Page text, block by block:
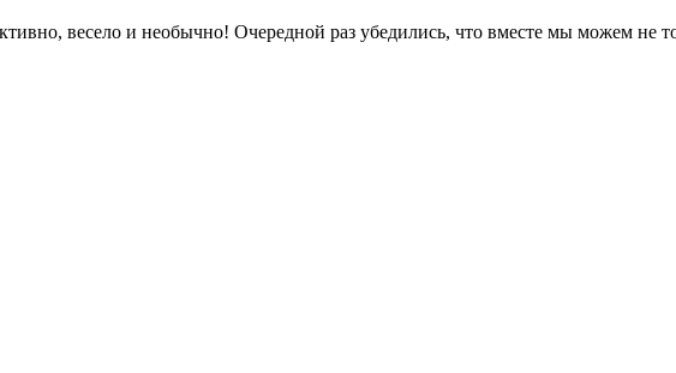
весело и необычно! Очередной раз убедились, что вместе мы можем не